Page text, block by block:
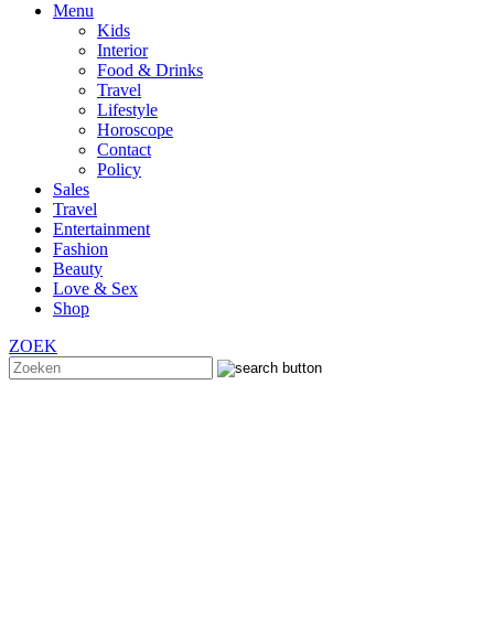
Menu
Kids
Interior
Food & Drinks
Travel
Lifestyle
Horoscope
Contact
Policy
Sales
Travel
Entertainment
Fashion
Beauty
Love & Sex
Shop
ZOEK